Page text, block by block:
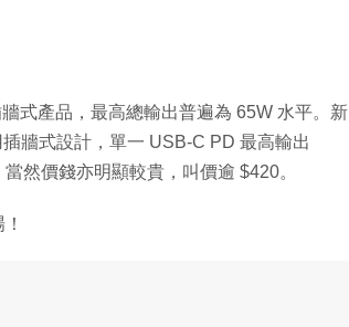
式產品，最高總輸出普遍為 65W 水平。新
牆式設計，單一 USB-C PD 最高輸出
然價錢亦明顯較貴，叫價逾 $420。